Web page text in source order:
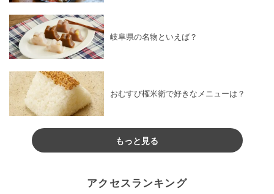
岐阜県の名物といえば？
おむすび権米衛で好きなメニューは？
もっと見る
アクセスランキング